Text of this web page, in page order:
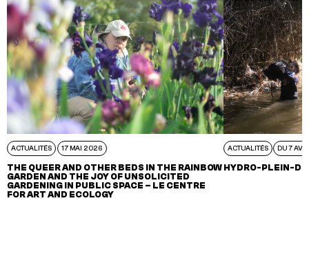
ACTUALITÉS 17 MAI 2026
THE QUEER AND OTHER BEDS IN THE RAINBOW
GARDEN AND THE JOY OF UNSOLICITED
GARDENING IN PUBLIC SPACE – LE CENTRE
FOR ART AND ECOLOGY
ACTUALITÉS DU 7
HYDRO-PLEIN-